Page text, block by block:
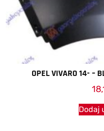
OPEL VIVARO 14- –
Dodaj